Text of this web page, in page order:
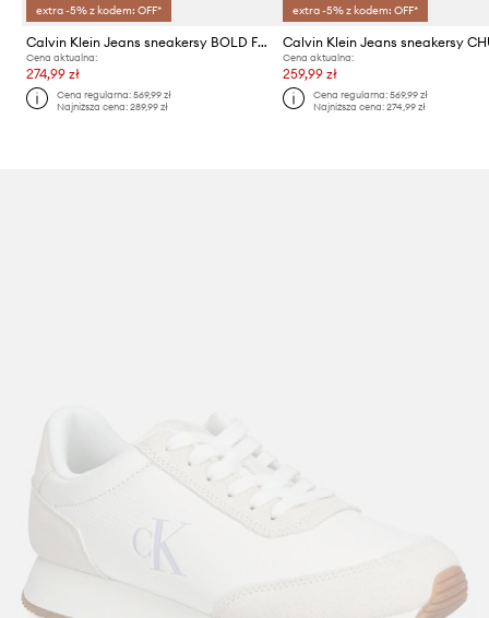
extra -5% z kodem: OFF*
Calvin Klein Jeans sneakersy BOLD FLATF LOW LACE MG
Cena aktualna:
274,99 zł
Cena regularna:569,99 zł
Najniższa cena:289,99 zł
extra -5% z kodem: OFF*
Cena aktualna:
259,99 zł
Cena regularna: 569,99 zł
Najniższa cena: 274,99 zł